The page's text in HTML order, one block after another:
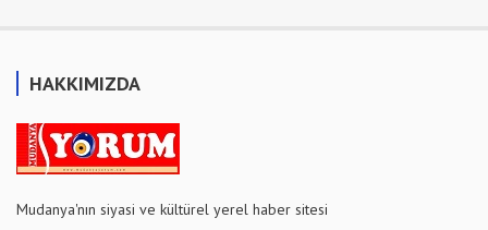
HAKKIMIZDA
Mudanya'nın siyasi ve kültürel yerel haber sitesi